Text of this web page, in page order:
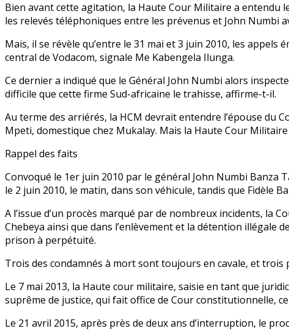
Bien avant cette agitation, la Haute Cour Militaire a entendu
les relevés téléphoniques entre les prévenus et John Numbi
Mais, il se révèle qu’entre le 31 mai et 3 juin 2010, les
central de Vodacom, signale Me Kabengela Ilunga.
Ce dernier a indiqué que le Général John Numbi alors
difficile que cette firme Sud-africaine le trahisse, affirme-t-il.
Au terme des arriérés, la HCM devrait entendre l’épouse du
Mpeti, domestique chez Mukalay. Mais la Haute Cour
Rappel des faits
Convoqué le 1er juin 2010 par le général John Numbi Banza
le 2 juin 2010, le matin, dans son véhicule, tandis que Fidèle
A l’issue d’un procès marqué par de nombreux incidents, la
Chebeya ainsi que dans l’enlèvement et la détention illégale
prison à perpétuité.
Trois des condamnés à mort sont toujours en cavale, et
Le 7 mai 2013, la Haute cour militaire, saisie en tant que
suprême de justice, qui fait office de Cour constitutionnelle,
Le 21 avril 2015, après près de deux ans d’interruption, le